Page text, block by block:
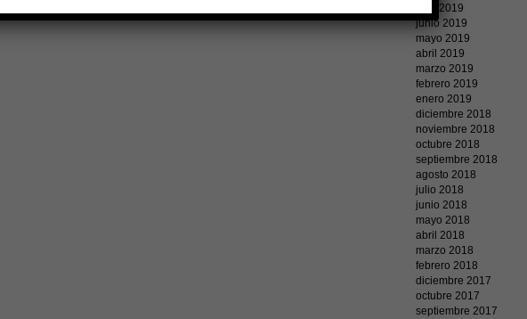
julio 2019
junio 2019
mayo 2019
abril 2019
marzo 2019
febrero 2019
enero 2019
diciembre 2018
noviembre 2018
octubre 2018
septiembre 2018
agosto 2018
julio 2018
junio 2018
mayo 2018
abril 2018
marzo 2018
febrero 2018
diciembre 2017
octubre 2017
septiembre 2017